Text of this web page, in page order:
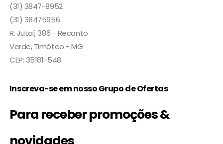
(31) 3847-8952
(31) 38475956
R. Jutaí, 386 - Recanto
Verde, Timóteo - MG
CEP: 35181-548
Inscreva-se em nosso Grupo de Ofertas
Para receber promoções &